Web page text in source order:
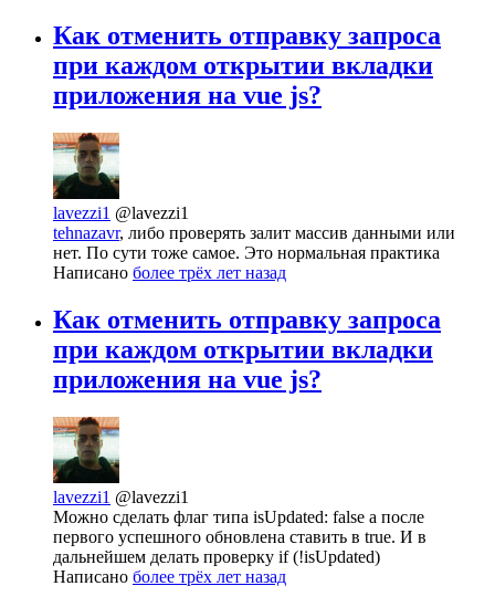
Как отменить отправку запроса
при каждом открытии вкладки
приложения на vue js?
lavezzi1 @lavezzi1
tehnazavr, либо проверять залит массив данными или
нет. По сути тоже самое. Это нормальная практика
Написано более трёх лет назад
Как отменить отправку запроса
при каждом открытии вкладки
приложения на vue js?
lavezzi1 @lavezzi1
Можно сделать флаг типа isUpdated: false а после
первого успешного обновлена ставить в true. И в
дальнейшем делать проверку if (!isUpdated)
Написано более трёх лет назад